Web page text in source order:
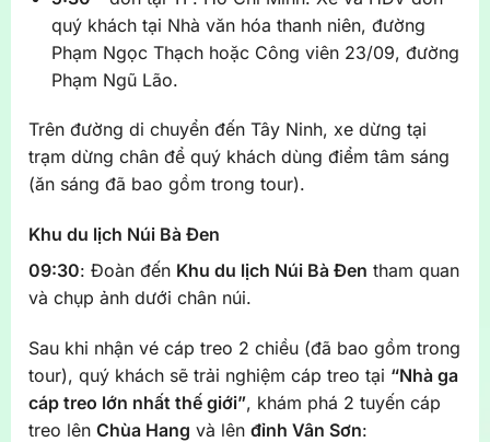
quý khách tại Nhà văn hóa thanh niên, đường
Phạm Ngọc Thạch hoặc Công viên 23/09, đường
Phạm Ngũ Lão.
Trên đường di chuyển đến Tây Ninh, xe dừng tại
trạm dừng chân để quý khách dùng điểm tâm sáng
(ăn sáng đã bao gồm trong tour).
Khu du lịch Núi Bà Đen
09:30: Đoàn đến Khu du lịch Núi Bà Đen tham quan
và chụp ảnh dưới chân núi.
Sau khi nhận vé cáp treo 2 chiều (đã bao gồm trong
tour), quý khách sẽ trải nghiệm cáp treo tại “Nhà ga
cáp treo lớn nhất thế giới”, khám phá 2 tuyến cáp
treo lên Chùa Hang và lên đỉnh Vân Sơn: